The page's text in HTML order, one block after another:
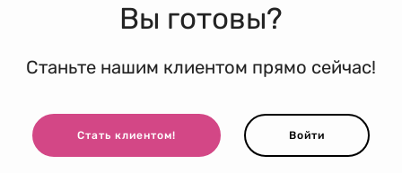
Вы готовы?
Станьте нашим клиентом прямо сейчас!
Стать клиентом! Войти